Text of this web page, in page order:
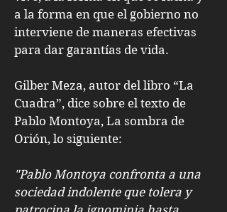
a la forma en que el gobierno no
interviene de maneras efectivas
para dar garantías de vida.
Gilber Meza, autor del libro “La
Cuadra”, dice sobre el texto de
Pablo Montoya, La sombra de
Orión, lo siguiente:
"Pablo Montoya confronta a una
sociedad indolente que tolera y